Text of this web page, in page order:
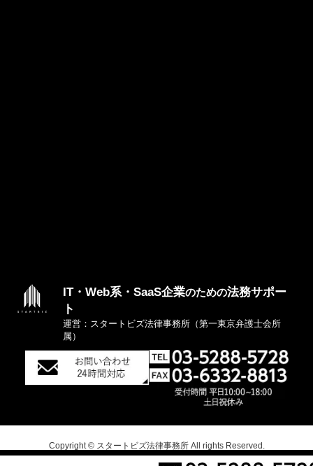
IT・Web系・SaaS企業のための法務サポー
ト
運営：スタートビズ法律事務所（第一東京弁護士会所
属）
Copyright © スタートビズ法律事務所 All rights Reserved.